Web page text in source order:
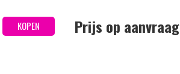
KOPEN Prijs op aanvraag